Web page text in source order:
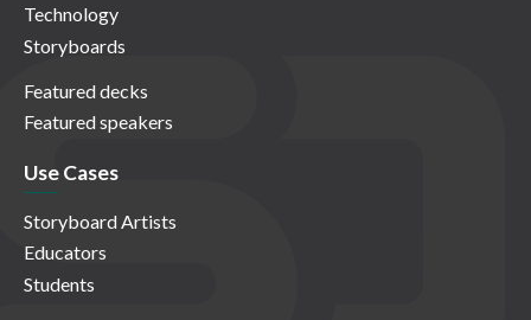
Technology
Storyboards
Featured decks
Featured speakers
Use Cases
Storyboard Artists
Educators
Students